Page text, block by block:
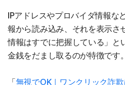
IPアドレスやプロバイダ情報な
報から読み込み、それを表示さ
情報はすでに把握している」と
金銭をだまし取るのが特徴です。
「無視でOK｜ワンクリック詐